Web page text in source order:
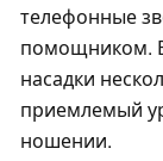
телефонные
помощником.
насадки
приемлемый
ношении.